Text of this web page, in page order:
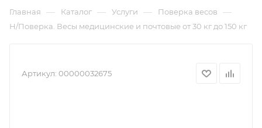
Главная — Каталог — Услуги — Поверка весов —
Н/Поверка. Весы медицинские и почтовые от 30 кг до 150 кг
Артикул: 00000032675